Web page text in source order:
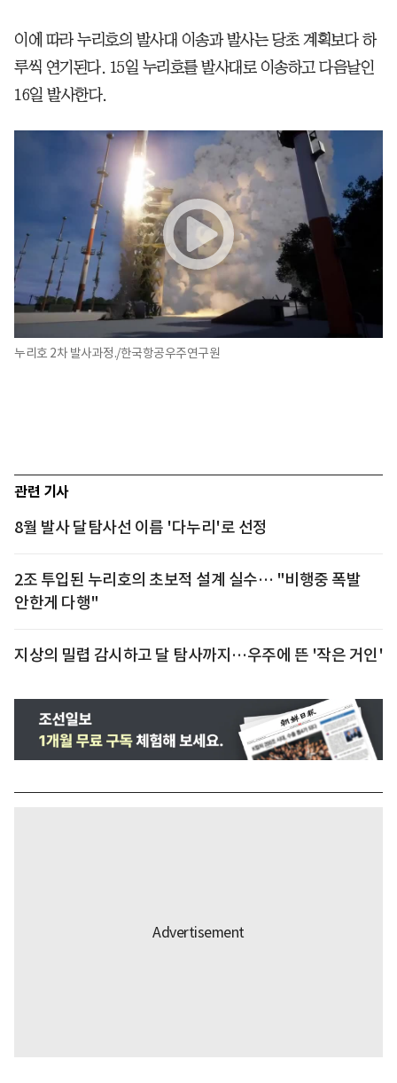
이에 따라 누리호의 발사대 이송과 발사는 당초 계획보다 하
루씩 연기된다. 15일 누리호를 발사대로 이송하고 다음날인
16일 발사한다.
누리호 2차 발사과정./한국항공우주연구원
관련 기사
8월 발사 달탐사선 이름 '다누리'로 선정
2조 투입된 누리호의 초보적 설계 실수… "비행중 폭발
안한게 다행"
지상의 밀렵 감시하고 달 탐사까지…우주에 뜬 '작은 거인'